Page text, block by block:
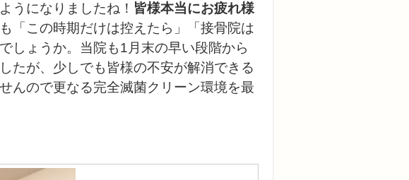
うになりましたね！ 皆様本当にお疲れ様
「この時期だけは控えたら」「接骨院は
しょうか。当院も1月末の早い段階から
たが、 少しでも皆様の不安が解消できる
んので更なる完全滅菌クリーン環境を最